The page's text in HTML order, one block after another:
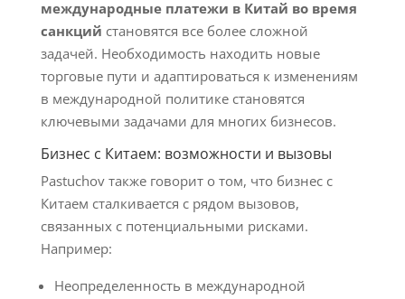
международные платежи в Китай во время
санкций становятся все более сложной
задачей. Необходимость находить новые
торговые пути и адаптироваться к изменениям
в международной политике становятся
ключевыми задачами для многих бизнесов.
Бизнес с Китаем: возможности и вызовы
Pastuchov также говорит о том, что бизнес с
Китаем сталкивается с рядом вызовов,
связанных с потенциальными рисками.
Например:
Неопределенность в международной